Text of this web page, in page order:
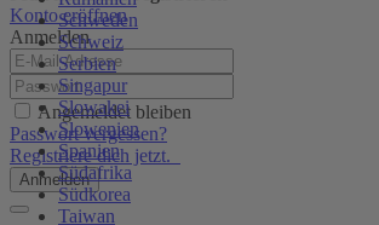
Schweden
Schweiz
Serbien
Singapur
Slowakei
Slowenien
Spanien
Südafrika
Südkorea
Taiwan
Konto eröffnen
Anmelden
Angemeldet bleiben
Passwort vergessen?
Registriere dich jetzt.
Anmelden